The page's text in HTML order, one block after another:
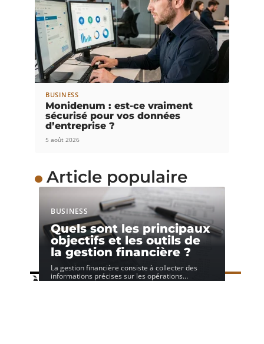
BUSINESS
Monidenum : est-ce vraiment
sécurisé pour vos données
d’entreprise ?
5 août 2026
Article populaire
BUSINESS
Quels sont les principaux
objectifs et les outils de
la gestion financière ?
La gestion financière consiste à collecter des
informations précises sur les opérations…
À découvrir